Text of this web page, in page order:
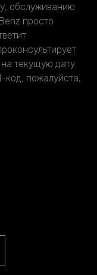
обслуживанию
просто
текущую дату.
код, пожалуйста,